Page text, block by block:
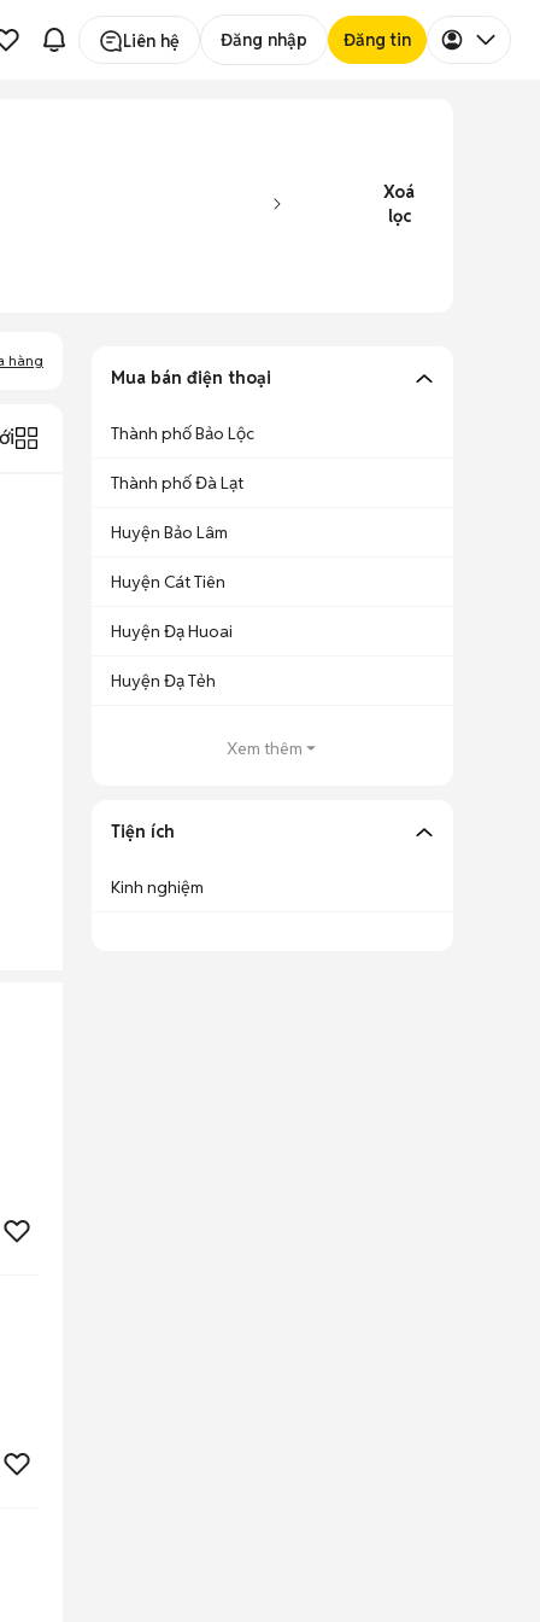
Liên hệ Đăng nhập Đăng tin
Xoá
lọc
hàng
Mua bán điện thoại
Thành phố Bảo Lộc
Thành phố Đà Lạt
Huyện Bảo Lâm
Huyện Cát Tiên
Huyện Đạ Huoai
Huyện Đạ Tẻh
Xem thêm
Tiện ích
Kinh nghiệm